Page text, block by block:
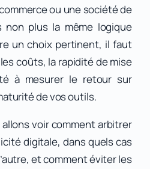
ou une société de
non plus la même logique
un choix pertinent, il faut
coûts, la rapidité de mise
à mesurer le retour sur
de vos outils.
voir comment arbitrer
digitale, dans quels cas
et comment éviter les